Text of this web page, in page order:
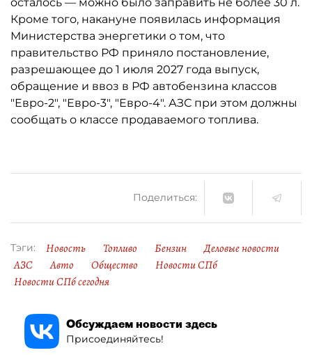
Кроме того, накануне появилась информация
Министерства энергетики о том, что
правительство РФ приняло постановление,
разрешающее до 1 июля 2027 года выпуск,
обращение и ввоз в РФ автобензина классов
"Евро-2", "Евро-3", "Евро-4". АЗС при этом должны
сообщать о классе продаваемого топлива.
Поделиться:
Тэги: Новость Топливо Бензин
Деловые новости
АЗС
Авто Общество
Новости СПб
Новости СПб сегодня
Обсуждаем новости здесь
Присоединяйтесь!